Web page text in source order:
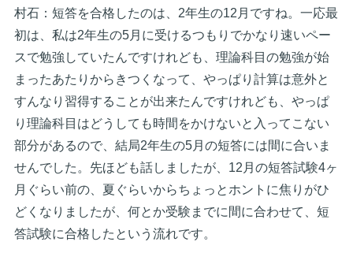
村石：短答を合格したのは、2年生の12月ですね。一応最
初は、私は2年生の5月に受けるつもりでかなり速いペー
スで勉強していたんですけれども、理論科目の勉強が始
まったあたりからきつくなって、やっぱり計算は意外と
すんなり習得することが出来たんですけれども、やっぱ
り理論科目はどうしても時間をかけないと入ってこない
部分があるので、結局2年生の5月の短答には間に合いま
せんでした。先ほども話しましたが、12月の短答試験4ヶ
月ぐらい前の、夏ぐらいからちょっとホントに焦りがひ
どくなりましたが、何とか受験までに間に合わせて、短
答試験に合格したという流れです。